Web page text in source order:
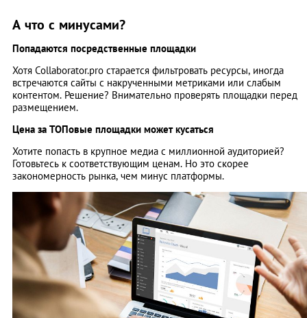
А что с минусами?
Попадаются посредственные площадки
Хотя Collaborator.pro старается фильтровать ресурсы, иногда
встречаются сайты с накрученными метриками или слабым
контентом. Решение? Внимательно проверять площадки перед
размещением.
Цена за ТОПовые площадки может кусаться
Хотите попасть в крупное медиа с миллионной аудиторией?
Готовьтесь к соответствующим ценам. Но это скорее
закономерность рынка, чем минус платформы.